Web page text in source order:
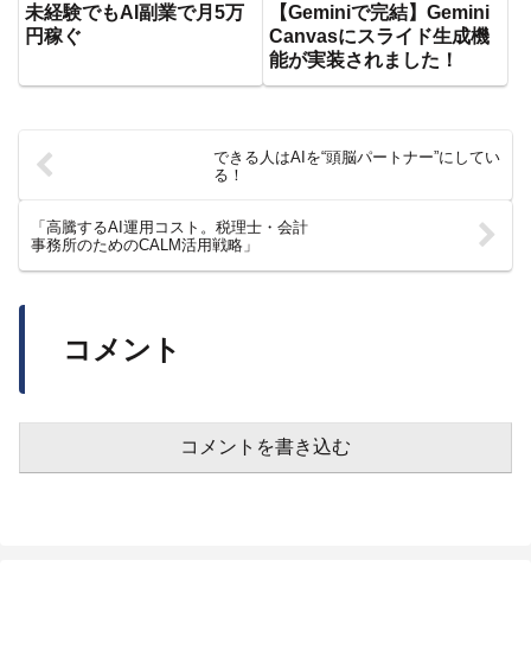
未経験でもAI副業で月5万
円稼ぐ
【Geminiで完結】Gemini
Canvasにスライド生成機
能が実装されました！
できる人はAIを“頭脳パートナー”にしてい
る！
「高騰するAI運用コスト。税理士・会計
事務所のためのCALM活用戦略」
コメント
コメントを書き込む